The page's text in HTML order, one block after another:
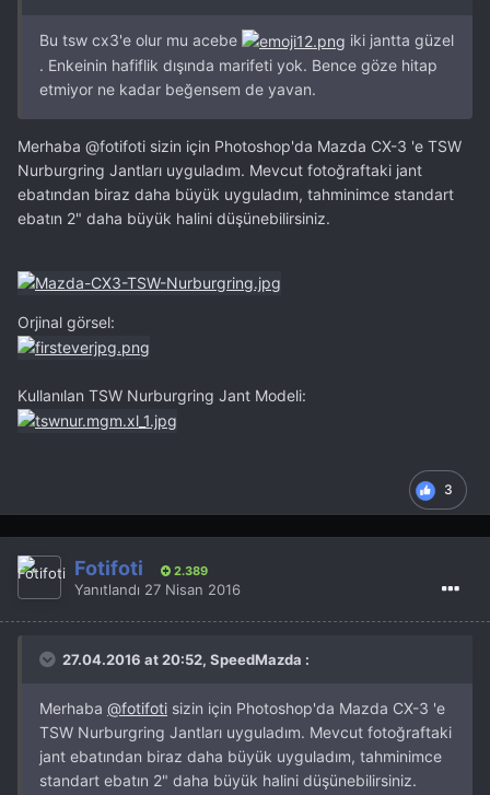
Bu tsw cx3'e olur mu acebe
iki jantta güzel
. Enkeinin hafiflik dışında marifeti yok. Bence göze hitap
etmiyor ne kadar beğensem de yavan.
Merhaba @fotifoti sizin için Photoshop'da Mazda CX-3 'e TSW
Nurburgring Jantları uyguladım. Mevcut fotoğraftaki jant
ebatından biraz daha büyük uyguladım, tahminimce standart
ebatın 2" daha büyük halini düşünebilirsiniz.
Orjinal görsel:
Kullanılan TSW Nurburgring Jant Modeli:
3
Fotifoti 2.389
Yanıtlandı 27 Nisan 2016
27.04.2016 at 20:52, SpeedMazda :
Merhaba @fotifoti sizin için Photoshop'da Mazda CX-3 'e
TSW Nurburgring Jantları uyguladım. Mevcut fotoğraftaki
jant ebatından biraz daha büyük uyguladım, tahminimce
standart ebatın 2" daha büyük halini düşünebilirsiniz.